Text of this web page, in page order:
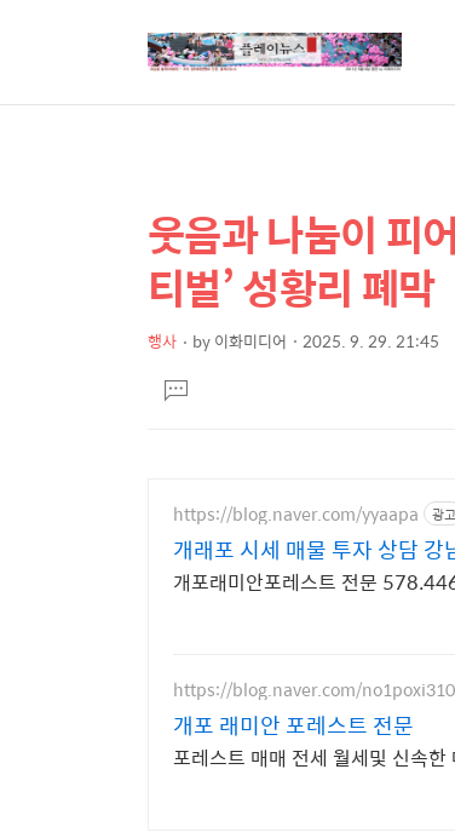
상
세
컨
텐
본
문
제
웃음과 나눔이 피
티벌’ 성황리 폐막
행사 by이화미디어 2025. 9. 29. 21:45
문댓
글
https://blog.naver.com/yyaapa 광고
개래포 시세 매물 투자 상담 강
https://blog.naver.com/
개포 래미안 포레스트 전문
포레스트 매매 전세 월세및 신속